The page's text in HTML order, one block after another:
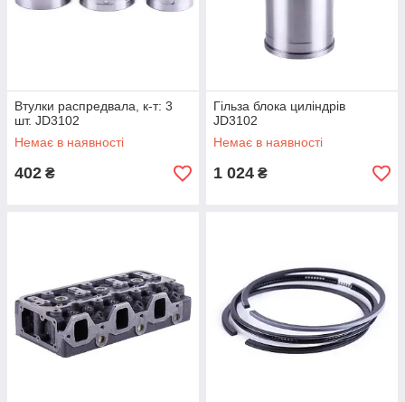
Втулки распредвала, к-т: 3
шт. JD3102
Немає в наявності
402 ₴
Гільза блока циліндрів
JD3102
Немає в наявності
1 024 ₴